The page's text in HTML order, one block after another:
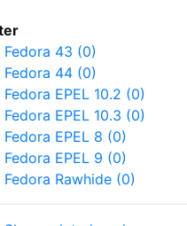
Fedora 43 (0)
Fedora 44 (0)
Fedora EPEL 10.2 (0)
Fedora EPEL 10.3 (0)
Fedora EPEL 8 (0)
Fedora EPEL 9 (0)
Fedora Rawhide (0)